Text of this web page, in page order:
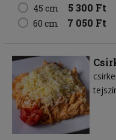
45 cm 5 300 Ft
60 cm 7 050 Ft